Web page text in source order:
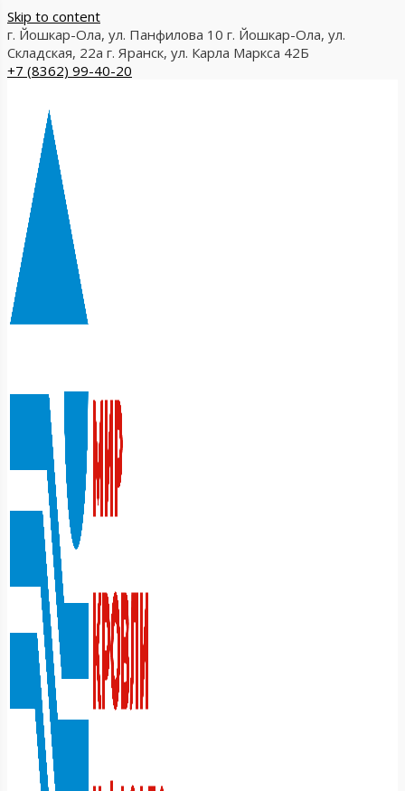
Skip to content
г. Йошкар-Ола, ул. Панфилова 10 г. Йошкар-Ола, ул.
Складская, 22а г. Яранск, ул. Карла Маркса 42Б
+7 (8362) 99-40-20